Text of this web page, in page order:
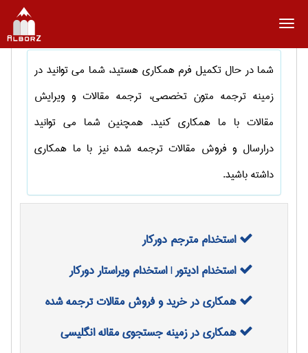
منو
شما در حال تکمیل فرم همکاری هستید، شما می توانید در
زمینه ترجمه متون تخصصی، ترجمه مقالات و ویرایش
مقالات با ما همکاری کنید. همچنین شما می توانید
درارسال و فروش مقالات ترجمه شده نیز با ما همکاری
داشته باشید.
استخدام مترجم دورکار
استخدام ادیتور | استخدام ویراستار دورکار
همکاری در خرید و فروش مقالات ترجمه شده
همکاری در زمینه جستجوی مقاله انگلیسی